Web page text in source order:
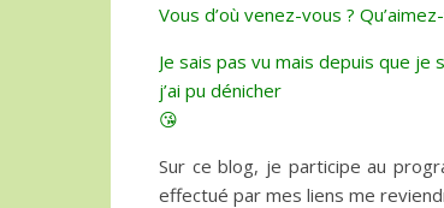
Vous d’où venez-vous ?
Je sais pas vu mais depuis que
j’ai pu dénicher
😘
Sur ce blog, je participe au
effectué par mes liens me